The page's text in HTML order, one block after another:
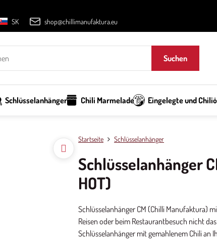
SK shop@chillimanufaktura.eu
Suchen
Schlüsselanhänger Chili Marmelade Eingelegte und
Startseite Schlüsselanhänger
Schlüsselanhänger
HOT)
Schlüsselanhänger CM (Chilli Manufaktura)
Reisen oder beim Restaurantbesuch nicht
Schlüsselanhänger mit gemahlenem Chili an